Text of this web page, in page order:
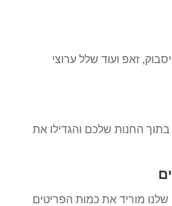
זאפ ועוד שלל ערוצי
החנות שלכם והגדילו את
מוריד את כמות הפריטים